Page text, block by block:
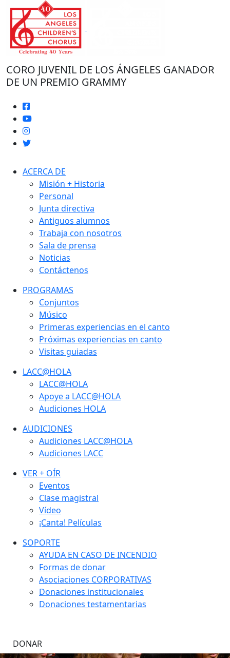
contenido
CORO JUVENIL DE LOS ÁNGELES GANADOR
DE UN PREMIO GRAMMY
ACERCA DE
Misión + Historia
Personal
Junta directiva
Antiguos alumnos
Trabaja con nosotros
Sala de prensa
Noticias
Contáctenos
PROGRAMAS
Conjuntos
Músico
Primeras experiencias en el canto
Próximas experiencias en canto
Visitas guiadas
LACC@HOLA
LACC@HOLA
Apoye a LACC@HOLA
Audiciones HOLA
AUDICIONES
Audiciones LACC@HOLA
Audiciones LACC
VER + OÍR
Eventos
Clase magistral
Vídeo
¡Canta! Películas
SOPORTE
AYUDA EN CASO DE INCENDIO
Formas de donar
Asociaciones CORPORATIVAS
Donaciones institucionales
Donaciones testamentarias
DONAR